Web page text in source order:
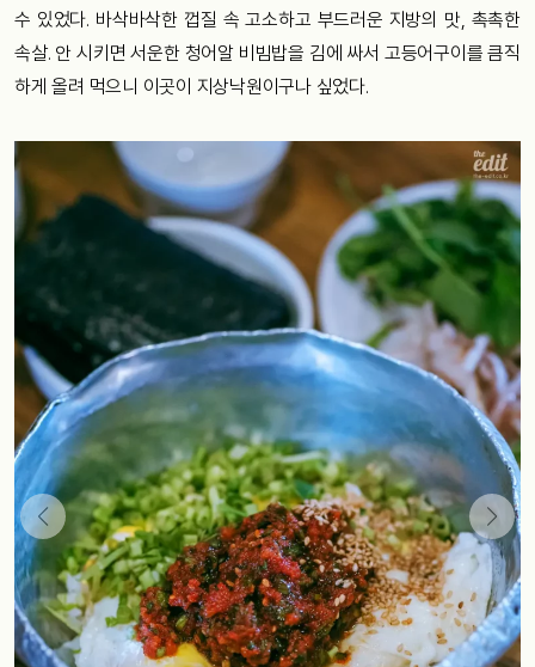
수 있었다. 바삭바삭한 껍질 속 고소하고 부드러운 지방의 맛, 촉촉한
속살. 안 시키면 서운한 청어알 비빔밥을 김에 싸서 고등어구이를 큼직
하게 올려 먹으니 이곳이 지상낙원이구나 싶었다.